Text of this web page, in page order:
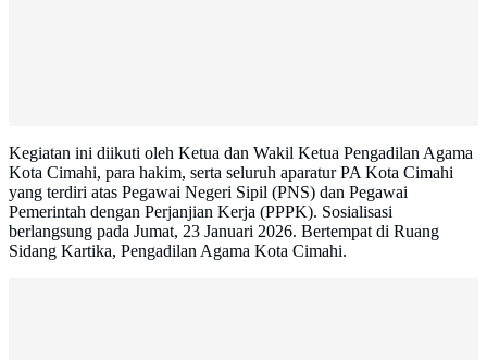
Kegiatan ini diikuti oleh Ketua dan Wakil Ketua Pengadilan Agama
Kota Cimahi, para hakim, serta seluruh aparatur PA Kota Cimahi
yang terdiri atas Pegawai Negeri Sipil (PNS) dan Pegawai
Pemerintah dengan Perjanjian Kerja (PPPK). Sosialisasi
berlangsung pada Jumat, 23 Januari 2026. Bertempat di Ruang
Sidang Kartika, Pengadilan Agama Kota Cimahi.